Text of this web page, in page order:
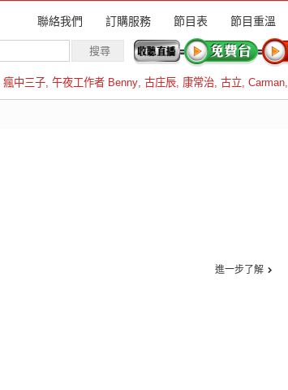
聯絡我們 訂購服務 節目表 節目重溫
瘋中三子, 午夜工作者 Benny, 古庄辰, 康常治, 古立, Carman,
進一步了解